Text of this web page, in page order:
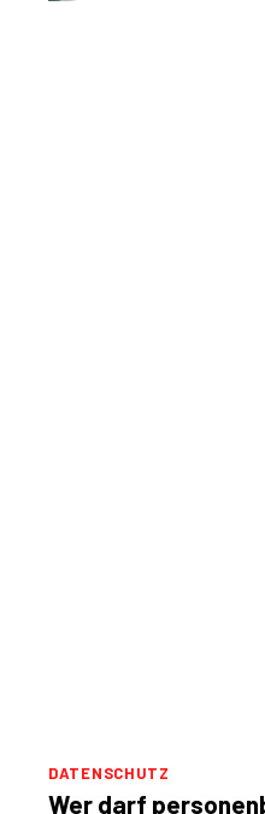
DATENSCHUTZ
Wer darf